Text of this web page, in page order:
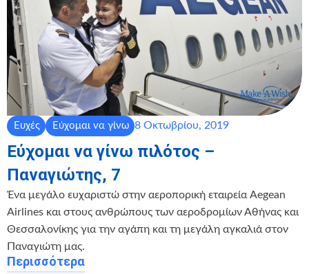
Ευχές Εύχομαι να γίνω 8 Οκτωβρίου, 2019
Εύχομαι να γίνω πιλότος –
Παναγιώτης, 7
Ένα μεγάλο ευχαριστώ στην αεροπορική εταιρεία Aegean
Airlines και στους ανθρώπους των αεροδρομίων Αθήνας και
Θεσσαλονίκης για την αγάπη και τη μεγάλη αγκαλιά στον
Παναγιώτη μας.
Περισσότερα